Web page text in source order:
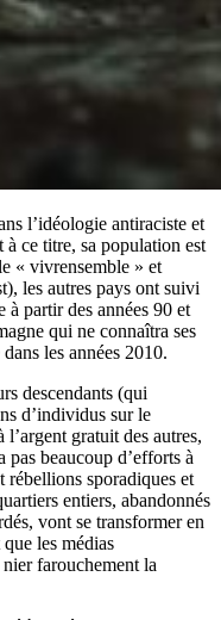
l’idéologie antiraciste et
à ce titre, sa population est
« vivrensemble » et
les autres pays ont suivi
à partir des années 90 et
qui ne connaîtra ses
les années 2010.
descendants (qui
d’individus sur le
gratuit des autres,
beaucoup d’efforts à
rébellions sporadiques et
entiers, abandonnés
vont se transformer en
les médias
farouchement la